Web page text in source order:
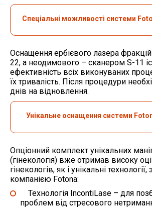
Спеціальні можливості системи
Оснащення ербієвого лазера
22, а неодимового – сканером S-11
ефективність всіх виконуваних
їх тривалість. Після процедури
днів на відновлення.
Унікальне оснащення системи
Опціонний комплект унікальних
(гінекологія) вже отримав високу
гінекологів, як і унікальні технології,
компанією Fotona:
Технологія IncontiLase – для
проблем від стресового